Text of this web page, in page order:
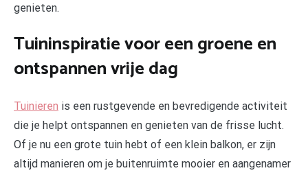
genieten.
Tuininspiratie voor een groene en
ontspannen vrije dag
Tuinieren is een rustgevende en bevredigende activiteit
die je helpt ontspannen en genieten van de frisse lucht.
Of je nu een grote tuin hebt of een klein balkon, er zijn
altijd manieren om je buitenruimte mooier en aangenamer